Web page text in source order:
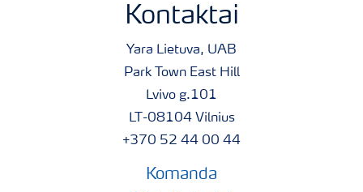
Kontaktai
Yara Lietuva, UAB
Park Town East Hill
Lvivo g.101
LT-08104 Vilnius
+370 52 44 00 44
Komanda